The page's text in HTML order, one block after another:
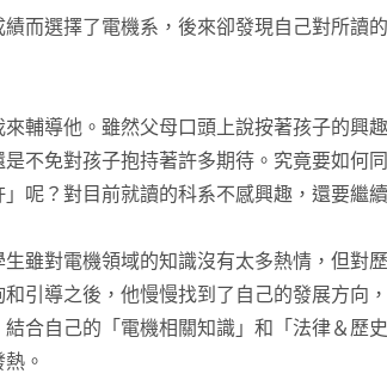
而選擇了電機系，後來卻發現自己對所讀
輔導他。雖然父母口頭上說按著孩子的興趣
不免對孩子抱持著許多期待。究竟要如何
」呢？對目前就讀的科系不感興趣，還要繼
雖對電機領域的知識沒有太多熱情，但對
引導之後，他慢慢找到了自己的發展方向
合自己的「電機相關知識」和「法律＆歷史
。